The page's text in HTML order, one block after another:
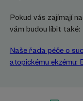
Pokud vás zajímají
vám budou líbit také:
Naše řada péče o
atopickému ekzému: